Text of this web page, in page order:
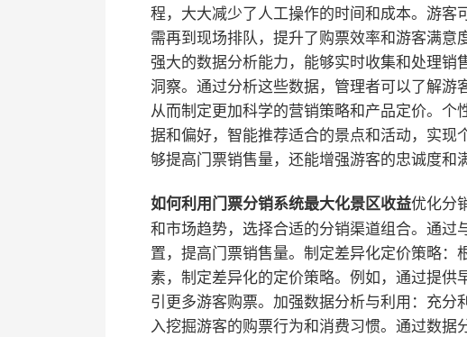
程，大大减少了人工操作的时间和成本。游
需再到现场排队，提升了购票效率和游客满意度
强大的数据分析能力，能够实时收集和处理
洞察。通过分析这些数据，管理者可以了解游
从而制定更加科学的营销策略和产品定价。 个
据和偏好，智能推荐适合的景点和活动，实
够提高门票销售量，还能增强游客的忠诚度和
如何利用门票分销系统最大化景区收益优化分
和市场趋势，选择合适的分销渠道组合。通过
置，提高门票销售量。 制定差异化定价策略：
素，制定差异化的定价策略。例如，通过提
引更多游客购票。 加强数据分析与利用：充分
入挖掘游客的购票行为和消费习惯。通过数据